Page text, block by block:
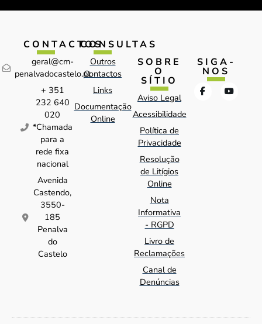
CONTACTOS
geral@cm-
penalvadocastelo.pt
+ 351
232 640
020
*Chamada
para a
rede fixa
nacional
Avenida
Castendo,
3550-
185
Penalva
do
Castelo
CONSULTAS
Outros
Contactos
Links
Documentação
Online
SOBRE
O
SÍTIO
Aviso Legal
Acessibilidade
Política de
Privacidade
Resolução
de Litígios
Online
Nota
Informativa
- RGPD
Livro de
Reclamações
Canal de
Denúncias
SIGA-
NOS